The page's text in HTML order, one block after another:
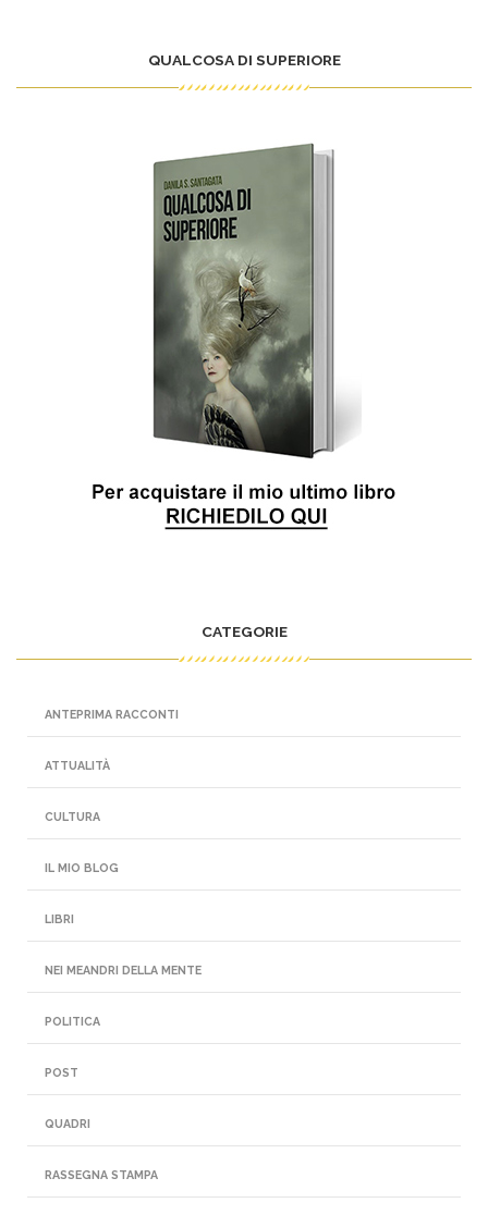
QUALCOSA DI SUPERIORE
CATEGORIE
ANTEPRIMA RACCONTI
ATTUALITÀ
CULTURA
IL MIO BLOG
LIBRI
NEI MEANDRI DELLA MENTE
POLITICA
POST
QUADRI
RASSEGNA STAMPA